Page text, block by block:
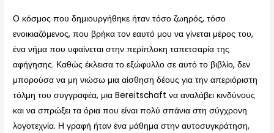
Ο κόσμος που δημιουργήθηκε ήταν τόσο ζωηρός, τόσο
ενοικιαζόμενος, που βρήκα τον εαυτό μου να γίνεται μέρος του,
ένα νήμα που υφαίνεται στην περίπλοκη ταπετσαρία της
αφήγησης. Καθώς έκλεισα το εξώφυλλο σε αυτό το βιβλίο, δεν
μπορούσα να μη νιώσω μια αίσθηση δέους για την απεριόριστη
τόλμη του συγγραφέα, μια Bereitschaft να αναλάβει κινδύνους
και να σπρώξει τα όρια που είναι πολύ σπάνια στη σύγχρονη
λογοτεχνία. Η γραφή ήταν ένα μάθημα στην αυτοσυγκράτηση,